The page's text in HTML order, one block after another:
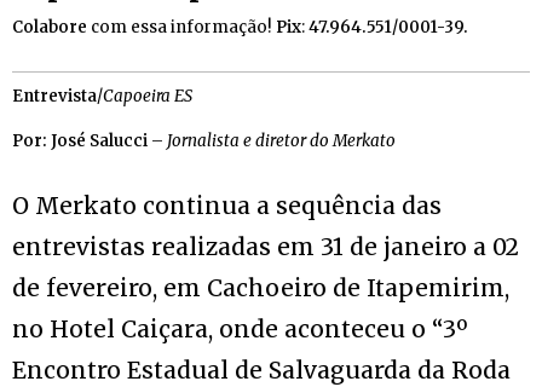
Colabore com essa informação! Pix:47.964.551/0001-39.
Entrevista/Capoeira ES
Por: José Salucci – Jornalista e diretor do Merkato
O Merkato continua a sequência das
entrevistas realizadas em 31 de janeiro a 02
de fevereiro, em Cachoeiro de Itapemirim,
no Hotel Caiçara, onde aconteceu o “3º
Encontro Estadual de Salvaguarda da Roda